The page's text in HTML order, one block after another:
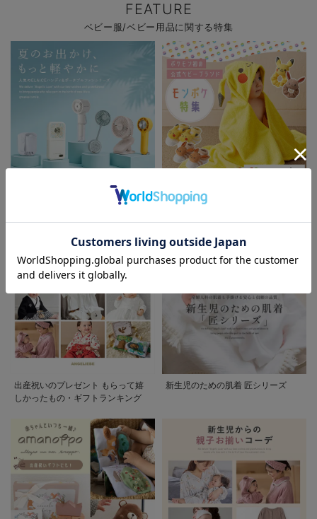
FEATURE
ベビー服/ベビー用品に関する特集
ELAiCE(エレス) 暑さ対策ファン特
モンポケ特集
出産祝いのプレゼント もらって嬉
しかったもの・ギフトランキング
新生児のための肌着 匠シリーズ
お気に入り商品を確認する